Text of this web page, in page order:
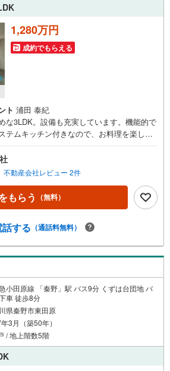
1,280万円
成約でもらえる
ト 浦田 泰紀
な3LDK。設備も充実しています。機能的で
テムキッチン付きなので、お料理を楽しめ
納設備が充実してると部屋が綺麗に保てる
。不動産のことで確認したいことがあるな
お電話にてご連絡ください。当社は豊富な
っているので、丁寧にお答えします。この
動産会社の中からスカイガーデン株式会社
は経験豊富なスタッフが揃っています!! ま
でもお気軽にご相談ください。 お客様にい
だけるかを心がけています。 ●営業時間 午
後7時00分 （定休日:毎週火曜日、毎週水曜
はお電話でのお問い合わせがスムーズにご
お気軽にお電話ください。スタッフ一同、
ておりますので宜しくお願い致します。
不動産会社レビュー 2件
もらう （無料）
話する （通話料無料）
小田原線 「秦野」駅 バス9分 くずは台団地 バ
車 徒歩8分
県秦野市東田原
3月（築50年）
/ 地上階数5階